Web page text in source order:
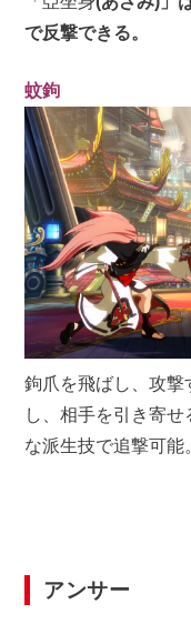
で反撃できる。
蚊鉤
鉤爪を飛ばし、攻
し、相手を引き寄
な派生技で追撃可能
アンサー